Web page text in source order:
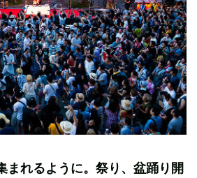
まれるように。祭り、盆踊り開